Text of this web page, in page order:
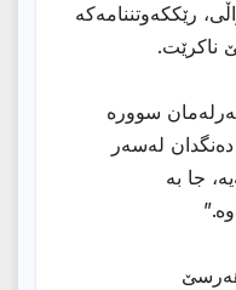
رێککەوتننامەکە
ناکرێت.
سوورە
لەسەر
جا بە
تەممووزی 2024 هەرسێ